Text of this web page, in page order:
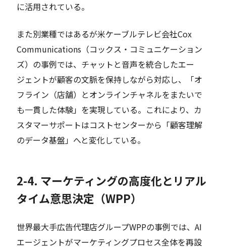
に活用されている。
また別業種ではあるが米ケーブルテレビ会社Cox
Communications（コックス・コミュニケーション
ズ）の事例では、チャットと音声を統合したエー
ジェントが顧客の文脈を保持しながら対応し、「オ
フライン（店舗）とオンラインチャネルをまたいで
も一貫した体験」を実現している。これにより、カ
スタマーサポートはコストセンターから「顧客理解
のデータ基盤」へと変化している。
2-4. マーケティングの高度化とリアル
タイム意思決定（WPP）
世界最大手広告代理店グループWPPの事例では、AI
エージェントがマーケティングプロセス全体を再設